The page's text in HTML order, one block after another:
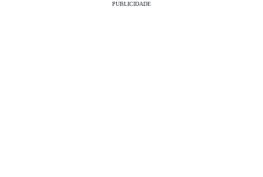
PUBLICIDADE